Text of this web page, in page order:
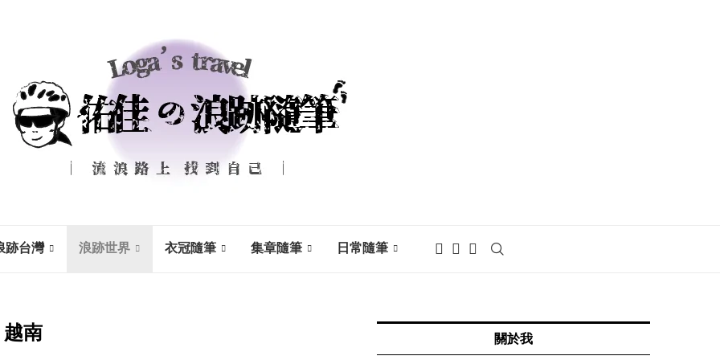
跡台灣 浪跡世界 衣冠隨筆 集章隨筆 日常隨筆
越南 關於我